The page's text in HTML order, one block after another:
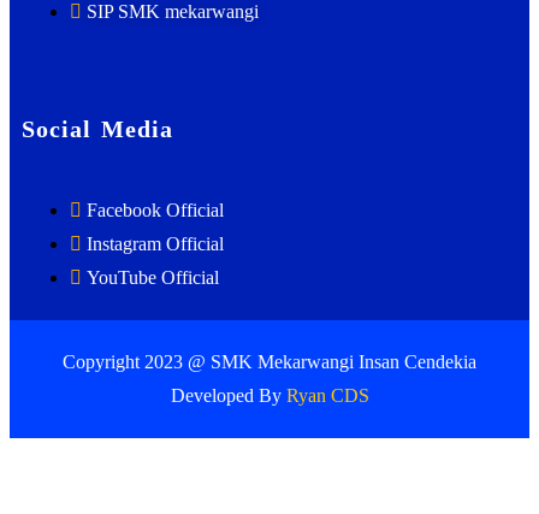
SIP SMK mekarwangi
Social Media
Facebook Official
Instagram Official
YouTube Official
Copyright 2023 @ SMK Mekarwangi Insan Cendekia
Developed By Ryan CDS